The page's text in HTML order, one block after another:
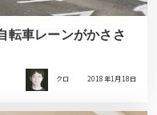
転車レーンがかささ
クロ 2018年1月18日